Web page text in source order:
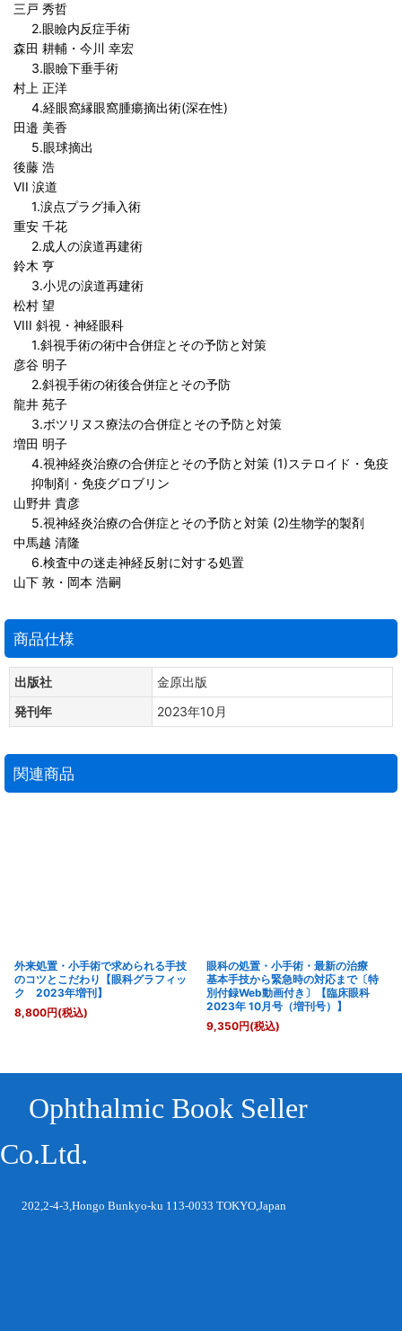
三戸 秀哲
2.眼瞼内反症手術
森田 耕輔・今川 幸宏
3.眼瞼下垂手術
村上 正洋
4.経眼窩縁眼窩腫瘍摘出術(深在性)
田邉 美香
5.眼球摘出
後藤 浩
VII 涙道
1.涙点プラグ挿入術
重安 千花
2.成人の涙道再建術
鈴木 亨
3.小児の涙道再建術
松村 望
VIII 斜視・神経眼科
1.斜視手術の術中合併症とその予防と対策
彦谷 明子
2.斜視手術の術後合併症とその予防
龍井 苑子
3.ボツリヌス療法の合併症とその予防と対策
増田 明子
4.視神経炎治療の合併症とその予防と対策 (1)ステロイド・免疫
抑制剤・免疫グロブリン
山野井 貴彦
5.視神経炎治療の合併症とその予防と対策 (2)生物学的製剤
中馬越 清隆
6.検査中の迷走神経反射に対する処置
山下 敦・岡本 浩嗣
商品仕様
出版社
金原出版
発刊年
2023年10月
関連商品
外来処置・小手術で求められる手技
のコツとこだわり【眼科グラフィッ
ク 2023年増刊】
8,800円(税込)
眼科の処置・小手術・最新の治療
基本手技から緊急時の対応まで〔特
別付録Web動画付き〕【臨床眼科
2023年 10月号（増刊号）】
9,350円(税込)
Ophthalmic Book Seller
Co.Ltd.
202,2-4-3,Hongo Bunkyo-ku 113-0033 TOKYO,Japan